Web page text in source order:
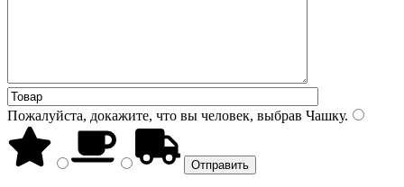
Пожалуйста, докажите, что вы человек, выбрав Чашку.